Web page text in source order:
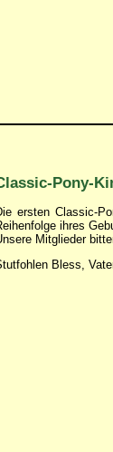
Pony-
ersten Classic-
ihres
Mitglieder
Bless,